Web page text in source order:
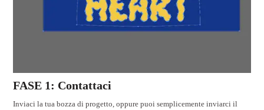
FASE 1: Contattaci
Inviaci la tua bozza di progetto, oppure puoi semplicemente inviarci il